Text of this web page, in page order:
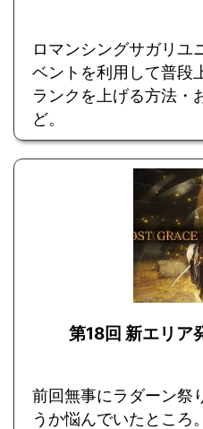
ロマンシングサガリユ
ベントを利用して普段
ランクを上げる方法・
ど。
第18回 新エリア
前回無事にラダーン祭
うか悩んでいたところ